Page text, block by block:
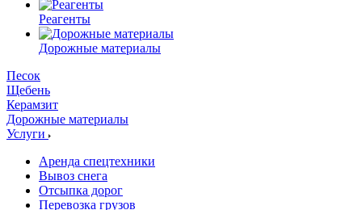
Реагенты
Дорожные материалы
Песок
Щебень
Керамзит
Дорожные материалы
Услуги
Аренда спецтехники
Вывоз снега
Отсыпка дорог
Перевозка грузов